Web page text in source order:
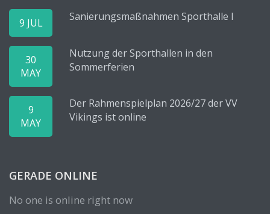
9 JUL Sanierungsmaßnahmen Sporthalle I
30
MAY
Nutzung der Sporthallen in den
Sommerferien
9
MAY
Der Rahmenspielplan 2026/27 der VV
Vikings ist online
GERADE ONLINE
No one is online right now